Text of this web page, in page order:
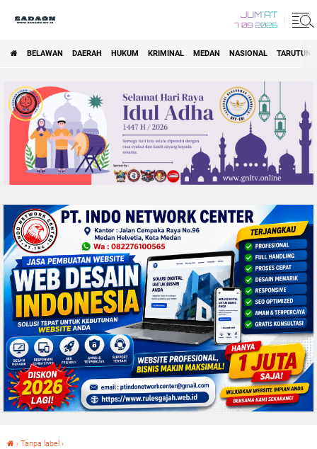
JUM'AT
7 08 2026
BELAWAN DAERAH HUKUM KRIMINAL MEDAN NASIONAL TARUTUNG
› Tanpa label ›